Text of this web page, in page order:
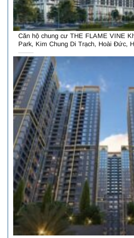
Căn hộ chung cư THE FLAME VINE
Park, Kim Chung Di Trạch, Hoài Đức,